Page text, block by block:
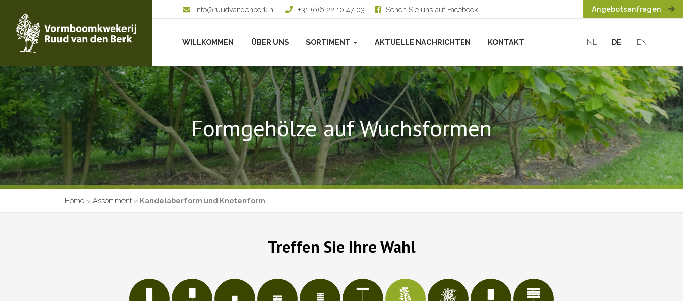
info@ruudvandenberk.nl +31 (0)6 22 10 47 03 Sehen Sie uns auf Facebook Angebotsanfragen
WILLKOMMEN ÜBER UNS SORTIMENT AKTUELLE NACHRICHTEN KONTAKT NL DE EN
Formgehölze auf Wuchsformen
Home » Assortiment » Kandelaberform und Knotenform
Treffen Sie Ihre Wahl